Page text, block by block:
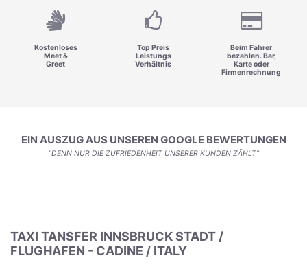
Kostenloses
Meet &
Greet
Top Preis
Leistungs
Verhältnis
Beim Fahrer
bezahlen. Bar,
Karte oder
Firmenrechnung
EIN AUSZUG AUS UNSEREN GOOGLE BEWERTUNGEN
"DENN NUR DIE ZUFRIEDENHEIT UNSERER KUNDEN ZÄHLT"
TAXI TANSFER INNSBRUCK STADT /
FLUGHAFEN - CADINE / ITALY